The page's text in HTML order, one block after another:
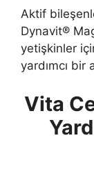
Aktif
Dynavit®
yetişkinler
yardımcı bir
Vita